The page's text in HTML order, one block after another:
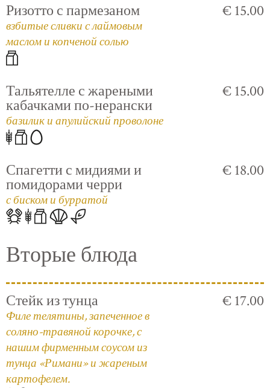
Ризотто с пармезаном
взбитые сливки с лаймовым
маслом и копченой солью
€ 15.00
Тальятелле с жареными
кабачками по-нерански
базилик и апулийский проволоне
€ 15.00
Спагетти с мидиями и
помидорами черри
с биском и бурратой
€ 18.00
Вторые блюда
Стейк из тунца
Филе телятины, запеченное в
соляно-травяной корочке, с
нашим фирменным соусом из
тунца «Римани» и жареным
картофелем.
€ 17.00